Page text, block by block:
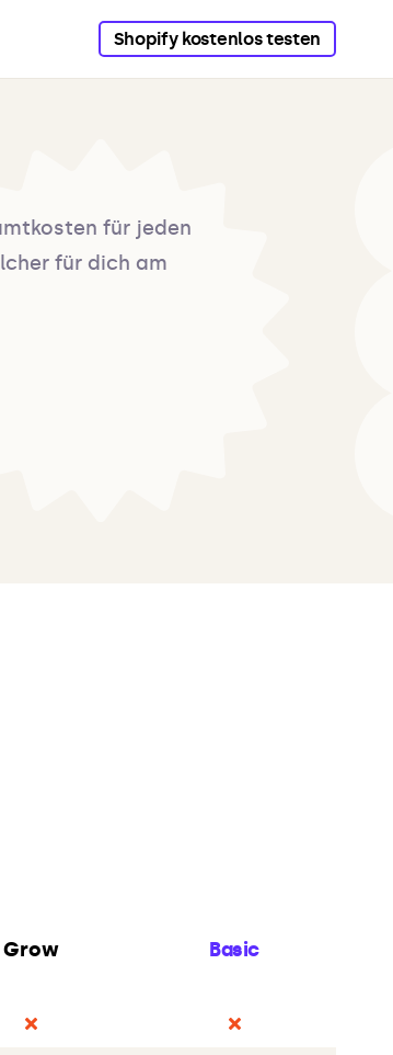
Shopify kostenlos testen
für jeden
für dich am
Grow Basic